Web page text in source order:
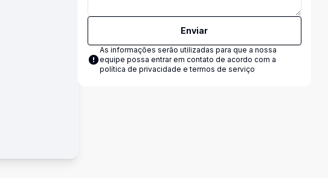
Enviar
As informações serão utilizadas para que a nossa
equipe possa entrar em contato de acordo com a
política de privacidade e termos de serviço